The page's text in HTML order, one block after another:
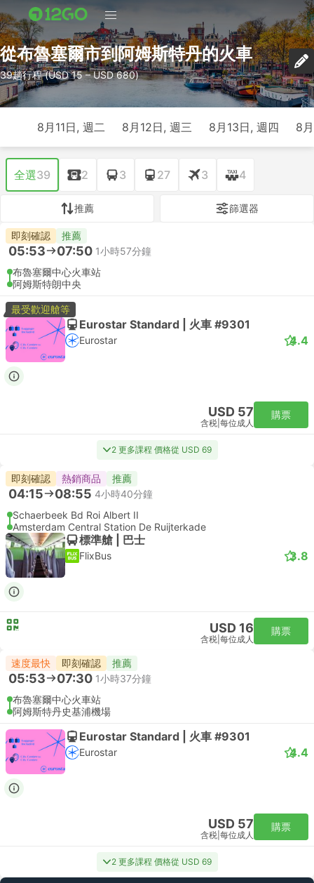
從布魯塞爾市到阿姆斯特丹的火車
39趟行程 (USD 15 – USD 680)
8月11日, 週二 8月12日, 週三 8月13日, 週四 8
全選39 2 3 27 3 4
推薦 篩選器
即刻確認 推薦
05:53 07:50 1小時57分鐘
布魯塞爾中心火車站
阿姆斯特朗中央
最受歡迎艙等
Eurostar Standard | 火車 #9301
Eurostar 4.4
USD 57
含税 每位成人
購票
2 更多課程 價格從 USD 69
即刻確認 熱銷商品 推薦
04:15 08:55 4小時40分鐘
Schaerbeek Bd Roi Albert II
Amsterdam Central Station De Ruijterkade
標準艙 | 巴士
FlixBus 3.8
USD 16
含税 每位成人
購票
速度最快 即刻確認 推薦
05:53 07:30 1小時37分鐘
布魯塞爾中心火車站
阿姆斯特丹史基浦機場
Eurostar Standard | 火車 #9301
Eurostar 4.4
USD 57
含税 每位成人
購票
2 更多課程 價格從 USD 69